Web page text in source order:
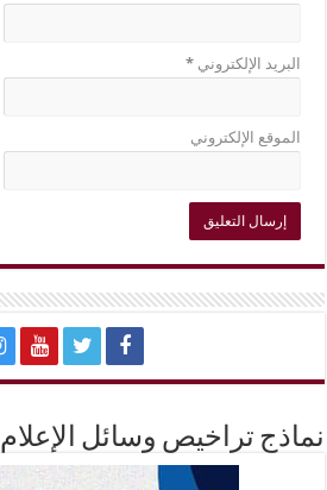
البريد الإلكتروني*
الموقع الإلكتروني
نماذج تراخيص وسائل الإعلام